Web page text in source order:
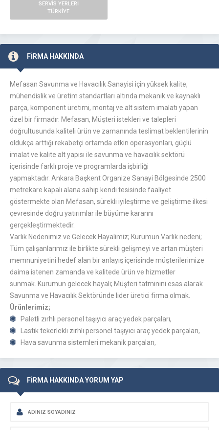
SERVİS YERLERİ
TÜRKİYE
FİRMA HAKKINDA
Mefasan Savunma ve Havacılık Sanayisi için yüksek kalite,
mühendislik ve üretim standartları altında mekanik ve kaynaklı
parça, komponent üretimi, montaj ve alt sistem imalatı yapan
özel bir firmadır. Mefasan, Müşteri istekleri ve talepleri
doğrultusunda kaliteli ürün ve zamanında teslimat beklentilerinin
oldukça arttığı rekabetçi ortamda etkin operasyonları, güçlü
imalat ve kalite alt yapısı ile savunma ve havacılık sektörü
içerisinde farklı proje ve programlarda işbirliği
yapmaktadır. Ankara Başkent Organize Sanayi Bölgesinde 2500
metrekare kapalı alana sahip kendi tesisinde faaliyet
göstermekte olan Mefasan, sürekli iyileştirme ve geliştirme ilkesi
çevresinde doğru yatırımlar ile büyüme kararını
gerçekleştirmektedir.
Varlık Nedenimiz ve Gelecek Hayalimiz; Kurumun Varlık nedeni;
Tüm çalışanlarımız ile birlikte sürekli gelişmeyi ve artan müşteri
memnuniyetini hedef alan bir anlayış içerisinde müşterilerimize
daima istenen zamanda ve kalitede ürün ve hizmetler
sunmak. Kurumun gelecek hayali; Müşteri tatminini esas alarak
Savunma ve Havacılık Sektöründe lider üretici firma olmak.
Ürünlerimiz;
Paletli zırhlı personel taşıyıcı araç yedek parçaları,
Lastik tekerlekli zırhlı personel taşıyıcı araç yedek parçaları,
Hava savunma sistemleri mekanik parçaları,
FİRMA HAKKINDA YORUM YAP